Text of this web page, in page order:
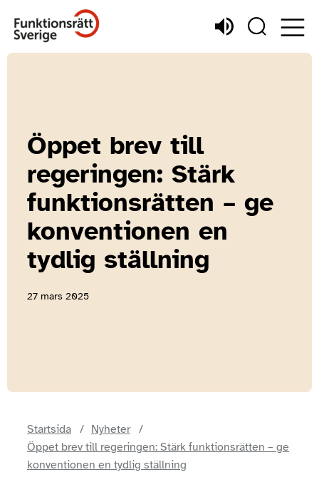
Öppet brev till
regeringen: Stärk
funktionsrätten – ge
konventionen en
tydlig ställning
27 mars 2025
Startsida
Nyheter
Öppet brev till regeringen: Stärk funktionsrätten – ge
konventionen en tydlig ställning